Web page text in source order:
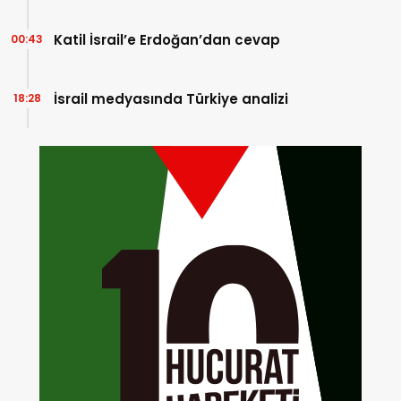
Katil İsrail’e Erdoğan’dan cevap
00:43
İsrail medyasında Türkiye analizi
18:28